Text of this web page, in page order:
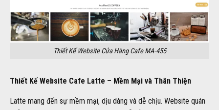
Thiết Kế Website Cửa Hàng Cafe MA-455
Thiết Kế Website Cafe Latte – Mềm Mại và Thân Thiện
Latte mang đến sự mềm mại, dịu dàng và dễ chịu. Website quán